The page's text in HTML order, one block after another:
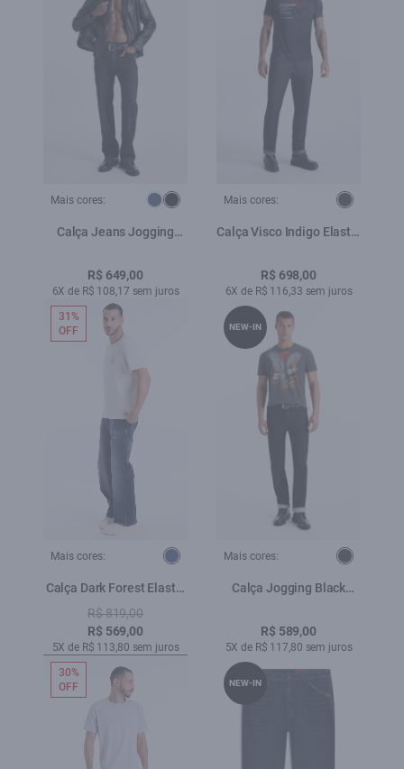
Mais cores:
Calça Jeans Jogging
Lav.Escuro |
R$ 649,00
6X de R$ 108,17 sem juros
Mais cores:
Calça Visco Indigo Elastic
R$ 698,00
6X de R$ 116,33 sem juros
Mais cores:
Calça Dark Forest Elastic
Patheph Contraste Lav.
Escuro
R$ 819,00
R$ 569,00
5X de R$ 113,80 sem juros
31%
OFF
Mais cores:
Calça Jogging Black
R$ 589,00
5X de R$ 117,80 sem juros
NEW-IN
30%
OFF
NEW-IN